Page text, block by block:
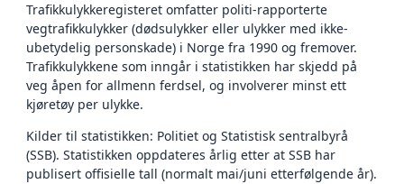
Trafikkulykkeregisteret omfatter politi-rapporterte
vegtrafikkulykker (dødsulykker eller ulykker med ikke-
ubetydelig personskade) i Norge fra 1990 og fremover.
Trafikkulykkene som inngår i statistikken har skjedd på
veg åpen for allmenn ferdsel, og involverer minst ett
kjøretøy per ulykke.
Kilder til statistikken: Politiet og Statistisk sentralbyrå
(SSB). Statistikken oppdateres årlig etter at SSB har
publisert offisielle tall (normalt mai/juni etterfølgende år).